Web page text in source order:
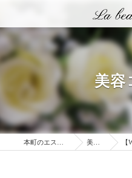
美容
美容コラム 【